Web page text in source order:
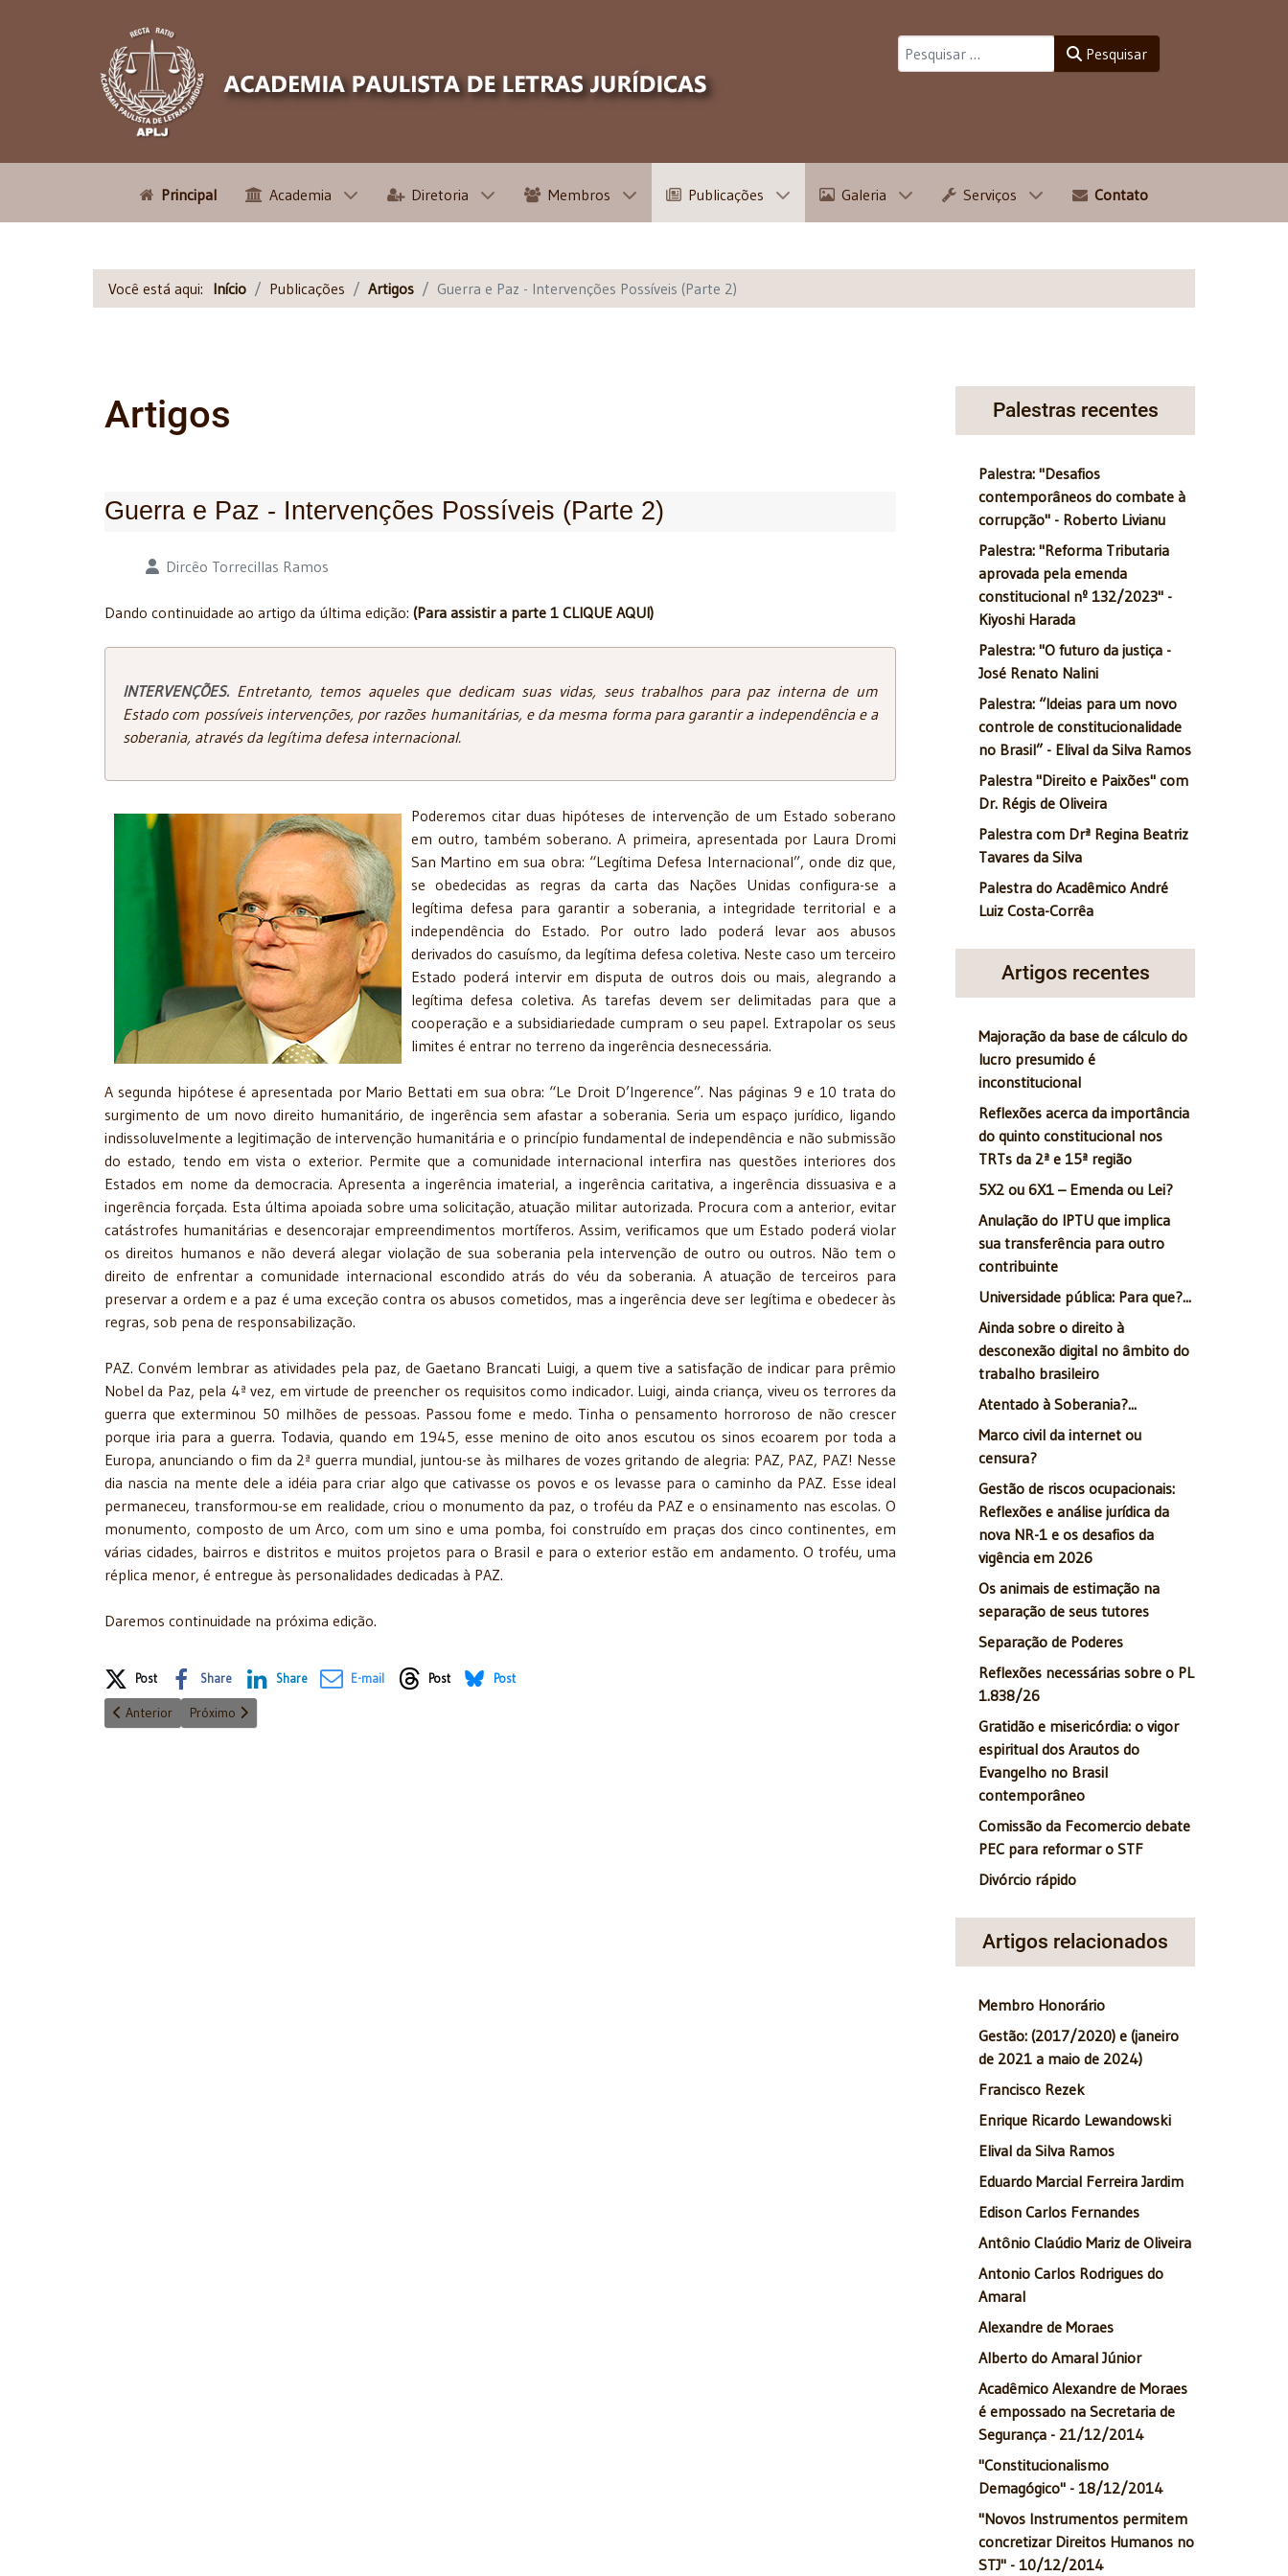
Pesquisar
Principal Academia Diretoria Membros Publicações Galeria Serviços Contato
Você está aqui: Início Publicações Artigos Guerra e Paz - Intervenções Possíveis (Parte 2)
Artigos
Guerra e Paz - Intervenções Possíveis (Parte 2)
Detalhes Dircêo Torrecillas Ramos
Dando continuidade ao artigo da última edição: (Para assistir a parte 1 CLIQUE AQUI)
INTERVENÇÕES. Entretanto, temos aqueles que dedicam suas vidas, seus trabalhos para paz interna de um
Estado com possíveis intervenções, por razões humanitárias, e da mesma forma para garantir a independência e a
soberania, através da legítima defesa internacional.
Poderemos citar duas hipóteses de intervenção de um Estado soberano
em outro, também soberano. A primeira, apresentada por Laura Dromi
San Martino em sua obra: “Legítima Defesa Internacional”, onde diz que,
se obedecidas as regras da carta das Nações Unidas configura-se a
legítima defesa para garantir a soberania, a integridade territorial e a
independência do Estado. Por outro lado poderá levar aos abusos
derivados do casuísmo, da legítima defesa coletiva. Neste caso um terceiro
Estado poderá intervir em disputa de outros dois ou mais, alegrando a
legítima defesa coletiva. As tarefas devem ser delimitadas para que a
cooperação e a subsidiariedade cumpram o seu papel. Extrapolar os seus
limites é entrar no terreno da ingerência desnecessária.
A segunda hipótese é apresentada por Mario Bettati em sua obra: “Le Droit D’Ingerence”. Nas páginas 9 e 10 trata do
surgimento de um novo direito humanitário, de ingerência sem afastar a soberania. Seria um espaço jurídico, ligando
indissoluvelmente a legitimação de intervenção humanitária e o princípio fundamental de independência e não submissão
do estado, tendo em vista o exterior. Permite que a comunidade internacional interfira nas questões interiores dos
Estados em nome da democracia. Apresenta a ingerência imaterial, a ingerência caritativa, a ingerência dissuasiva e a
ingerência forçada. Esta última apoiada sobre uma solicitação, atuação militar autorizada. Procura com a anterior, evitar
catástrofes humanitárias e desencorajar empreendimentos mortíferos. Assim, verificamos que um Estado poderá violar
os direitos humanos e não deverá alegar violação de sua soberania pela intervenção de outro ou outros. Não tem o
direito de enfrentar a comunidade internacional escondido atrás do véu da soberania. A atuação de terceiros para
preservar a ordem e a paz é uma exceção contra os abusos cometidos, mas a ingerência deve ser legítima e obedecer às
regras, sob pena de responsabilização.
PAZ. Convém lembrar as atividades pela paz, de Gaetano Brancati Luigi, a quem tive a satisfação de indicar para prêmio
Nobel da Paz, pela 4ª vez, em virtude de preencher os requisitos como indicador. Luigi, ainda criança, viveu os terrores da
guerra que exterminou 50 milhões de pessoas. Passou fome e medo. Tinha o pensamento horroroso de não crescer
porque iria para a guerra. Todavia, quando em 1945, esse menino de oito anos escutou os sinos ecoarem por toda a
Europa, anunciando o fim da 2ª guerra mundial, juntou-se às milhares de vozes gritando de alegria: PAZ, PAZ, PAZ! Nesse
dia nascia na mente dele a idéia para criar algo que cativasse os povos e os levasse para o caminho da PAZ. Esse ideal
permaneceu, transformou-se em realidade, criou o monumento da paz, o troféu da PAZ e o ensinamento nas escolas. O
monumento, composto de um Arco, com um sino e uma pomba, foi construído em praças dos cinco continentes, em
várias cidades, bairros e distritos e muitos projetos para o Brasil e para o exterior estão em andamento. O troféu, uma
réplica menor, é entregue às personalidades dedicadas à PAZ.
Daremos continuidade na próxima edição.
Share on Social Media
Post Share Share E-mail Post Post
Artigo anterior: A Escola de Comando e Estado-Maior do Exército
Anterior Próximo artigo: Reforma Tributária
Próximo
Palestras recentes
Palestra: "Desafios
contemporâneos do combate à
corrupção" - Roberto Livianu
Palestra: "Reforma Tributaria
aprovada pela emenda
constitucional nº 132/2023" -
Kiyoshi Harada
Palestra: "O futuro da justiça -
José Renato Nalini
Palestra: “Ideias para um novo
controle de constitucionalidade
no Brasil” - Elival da Silva Ramos
Palestra "Direito e Paixões" com
Dr. Régis de Oliveira
Palestra com Drª Regina Beatriz
Tavares da Silva
Palestra do Acadêmico André
Luiz Costa-Corrêa
Artigos recentes
Majoração da base de cálculo do
lucro presumido é
inconstitucional
Reflexões acerca da importância
do quinto constitucional nos
TRTs da 2ª e 15ª região
5X2 ou 6X1 – Emenda ou Lei?
Anulação do IPTU que implica
sua transferência para outro
contribuinte
Universidade pública: Para que?...
Ainda sobre o direito à
desconexão digital no âmbito do
trabalho brasileiro
Atentado à Soberania?...
Marco civil da internet ou
censura?
Gestão de riscos ocupacionais:
Reflexões e análise jurídica da
nova NR-1 e os desafios da
vigência em 2026
Os animais de estimação na
separação de seus tutores
Separação de Poderes
Reflexões necessárias sobre o PL
1.838/26
Gratidão e misericórdia: o vigor
espiritual dos Arautos do
Evangelho no Brasil
contemporâneo
Comissão da Fecomercio debate
PEC para reformar o STF
Divórcio rápido
Artigos relacionados
Membro Honorário
Gestão: (2017/2020) e (janeiro
de 2021 a maio de 2024)
Francisco Rezek
Enrique Ricardo Lewandowski
Elival da Silva Ramos
Eduardo Marcial Ferreira Jardim
Edison Carlos Fernandes
Antônio Claúdio Mariz de Oliveira
Antonio Carlos Rodrigues do
Amaral
Alexandre de Moraes
Alberto do Amaral Júnior
Acadêmico Alexandre de Moraes
é empossado na Secretaria de
Segurança - 21/12/2014
"Constitucionalismo
Demagógico" - 18/12/2014
"Novos Instrumentos permitem
concretizar Direitos Humanos no
STJ" - 10/12/2014